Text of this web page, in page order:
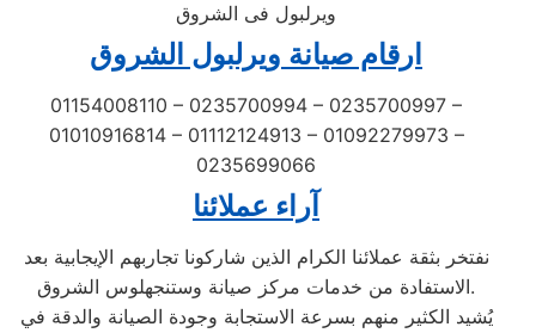
ويرلبول فى الشروق
ارقام صيانة ويرلبول الشروق
01154008110 – 0235700994 – 0235700997 –
01010916814 – 01112124913 – 01092279973 –
0235699066
آراء عملائنا
نفتخر بثقة عملائنا الكرام الذين شاركونا تجاربهم الإيجابية بعد
الاستفادة من خدمات مركز صيانة وستنجهلوس الشروق.
يُشيد الكثير منهم بسرعة الاستجابة وجودة الصيانة والدقة في